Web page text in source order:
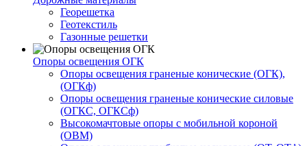
Георешетка
Геотекстиль
Газонные решетки
Опоры освещения ОГК
Опоры освещения граненые конические (ОГК),
(ОГКф)
Опоры освещения граненые конические силовые
(ОГКС, ОГКСф)
Высокомачтовые опоры с мобильной короной
(ОВМ)